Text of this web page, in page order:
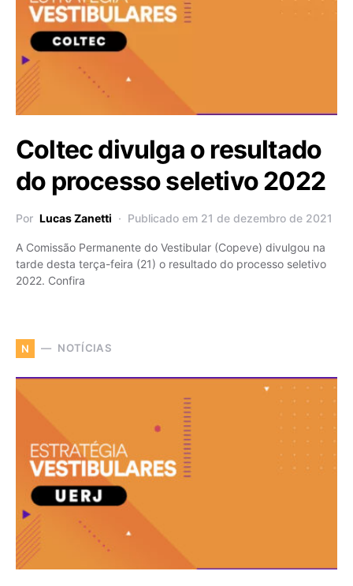
Coltec divulga o resultado
do processo seletivo 2022
Por Lucas Zanetti Publicado em 21 de dezembro de 2021
A Comissão Permanente do Vestibular (Copeve) divulgou na
tarde desta terça-feira (21) o resultado do processo seletivo
2022. Confira
N NOTÍCIAS